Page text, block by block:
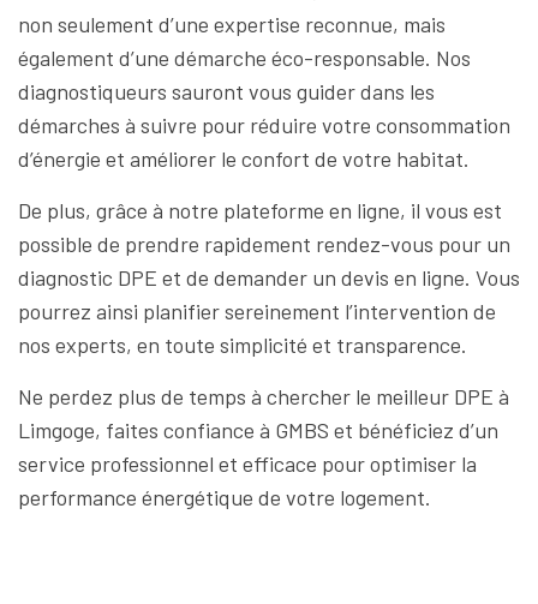
non seulement d’une expertise reconnue, mais
également d’une démarche éco-responsable. Nos
diagnostiqueurs sauront vous guider dans les
démarches à suivre pour réduire votre consommation
d’énergie et améliorer le confort de votre habitat.
De plus, grâce à notre plateforme en ligne, il vous est
possible de prendre rapidement rendez-vous pour un
diagnostic DPE et de demander un devis en ligne. Vous
pourrez ainsi planifier sereinement l’intervention de
nos experts, en toute simplicité et transparence.
Ne perdez plus de temps à chercher le meilleur DPE à
Limgoge, faites confiance à GMBS et bénéficiez d’un
service professionnel et efficace pour optimiser la
performance énergétique de votre logement.